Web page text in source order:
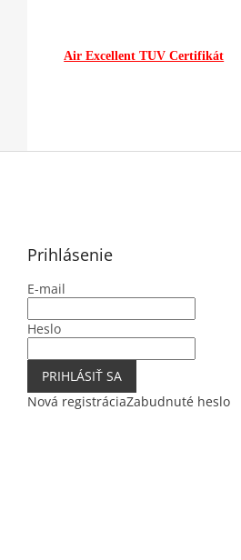
Air Excellent TUV Certifikát
Prihlásenie
E-mail
Heslo
PRIHLÁSIŤ SA
Nová registráciaZabudnuté heslo